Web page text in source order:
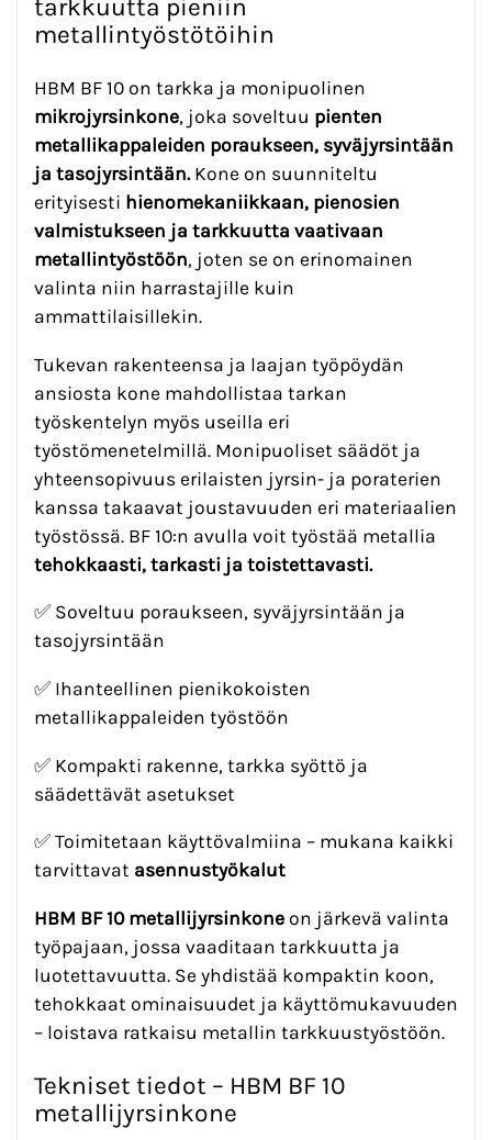
tarkkuutta pieniin
metallintyöstötöihin
HBM BF 10 on tarkka ja monipuolinen
mikrojyrsinkone, joka soveltuu pienten
metallikappaleiden poraukseen, syväjyrsintään
ja tasojyrsintään.Kone on suunniteltu
erityisesti hienomekaniikkaan, pienosien
valmistukseen ja tarkkuutta vaativaan
metallintyöstöön, joten se on erinomainen
valinta niin harrastajille kuin
ammattilaisillekin.
Tukevan rakenteensa ja laajan työpöydän
ansiosta kone mahdollistaa tarkan
työskentelyn myös useilla eri
työstömenetelmillä. Monipuoliset säädöt ja
yhteensopivuus erilaisten jyrsin- ja poraterien
kanssa takaavat joustavuuden eri materiaalien
työstössä. BF 10:n avulla voit työstää metallia
tehokkaasti, tarkasti ja toistettavasti.
✅ Soveltuu poraukseen, syväjyrsintään ja
tasojyrsintään
✅ Ihanteellinen pienikokoisten
metallikappaleiden työstöön
✅ Kompakti rakenne, tarkka syöttö ja
säädettävät asetukset
✅ Toimitetaan käyttövalmiina – mukana kaikki
tarvittavat asennustyökalut
HBM BF 10 metallijyrsinkone on järkevä valinta
työpajaan, jossa vaaditaan tarkkuutta ja
luotettavuutta. Se yhdistää kompaktin koon,
tehokkaat ominaisuudet ja käyttömukavuuden
– loistava ratkaisu metallin tarkkuustyöstöön.
Tekniset tiedot – HBM BF 10
metallijyrsinkone